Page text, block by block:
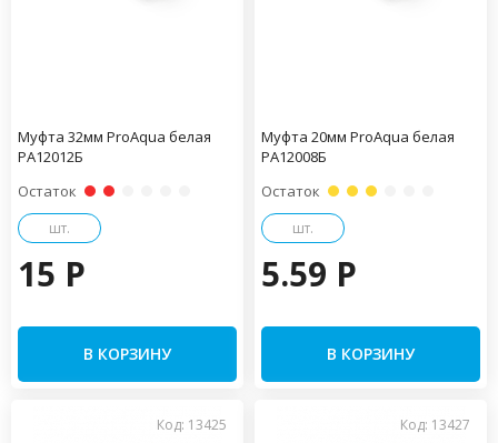
Муфта 32мм ProAqua белая
PA12012Б
Остаток
шт.
15 P
В КОРЗИНУ
Муфта 20мм ProAqua белая
PA12008Б
Остаток
шт.
5.59 P
В КОРЗИНУ
Код: 13425 Код: 13427